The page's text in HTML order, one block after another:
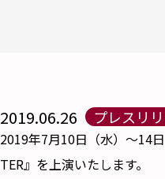
2019.06.26 プレスリ
2019年7月10日（水）～14
TER』を上演いたします。